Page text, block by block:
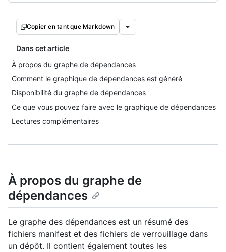
Copier en tant que Markdown
Dans cet article
À propos du graphe de dépendances
Comment le graphique de dépendances est généré
Disponibilité du graphe de dépendances
Ce que vous pouvez faire avec le graphique de dépendances
Lectures complémentaires
À propos du graphe de
dépendances
Le graphe des dépendances est un résumé des
fichiers manifest et des fichiers de verrouillage dans
un dépôt. Il contient également toutes les